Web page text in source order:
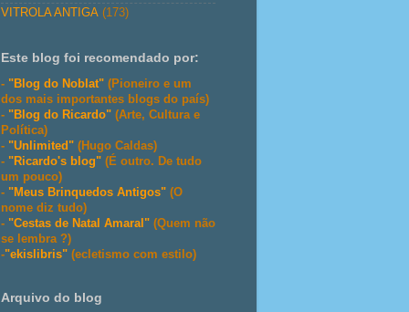
VITROLA ANTIGA (173)
Este blog foi recomendado por:
- "Blog do Noblat" (Pioneiro e um
dos mais importantes blogs do país)
- "Blog do Ricardo" (Arte, Cultura e
Política)
- "Unlimited" (Hugo Caldas)
- "Ricardo's blog" (É outro. De tudo
um pouco)
- "Meus Brinquedos Antigos" (O
nome diz tudo)
- "Cestas de Natal Amaral" (Quem não
se lembra ?)
-"ekislibris" (ecletismo com estilo)
Arquivo do blog